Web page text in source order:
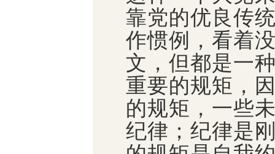
靠党的优良传
作惯例，看着
文，但都是一
重要的规矩，
的规矩，一些
纪律；纪律是